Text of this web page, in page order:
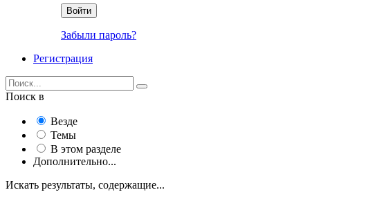
Войти
Забыли пароль?
Регистрация
Поиск в
Везде
Темы
В этом разделе
Дополнительно...
Искать результаты, содержащие...